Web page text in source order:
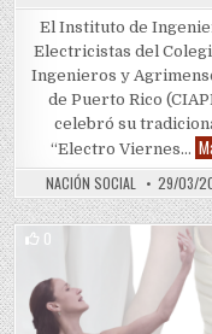
El Instituto de
Electricistas del
Ingenieros y
de Puerto Rico
celebró su
“Electro Viernes…
NACIÓN SOCIAL 29/03/
0
Posted in